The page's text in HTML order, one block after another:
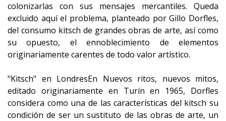
colonizarlas con sus mensajes mercantiles. Queda
excluido aquí el problema, planteado por Gillo Dorfles,
del consumo kitsch de grandes obras de arte, así como
su opuesto, el ennoblecimiento de elementos
originariamente carentes de todo valor artístico.
"Kitsch" en LondresEn Nuevos ritos, nuevos mitos,
editado originariamente en Turín en 1965, Dorfles
considera como una de las características del kitsch su
condición de ser un sustituto de las obras de arte, un